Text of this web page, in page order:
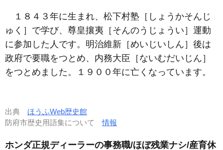
１８４３年に生まれ、松下村塾［しょうかそんじ
ゅく］で学び、尊皇攘夷［そんのうじょうい］運動
に参加した人です。明治維新［めいじいしん］後は
政府で要職をつとめ、内務大臣［ないむだいじん］
をつとめました。１９００年に亡くなっています。
出典 ほうふWeb歴史館
防府市歴史用語集について情報
ホンダ正規ディーラーの事務職/ほぼ残業ナシ/産育休